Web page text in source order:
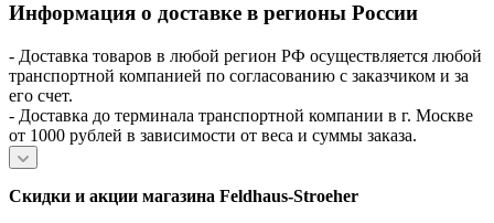
Информация о доставке в регионы России
- Доставка товаров в любой регион РФ осуществляется любой
транспортной компанией по согласованию с заказчиком и за
его счет.
- Доставка до терминала транспортной компании в г. Москве
от 1000 рублей в зависимости от веса и суммы заказа.
Скидки и акции магазина Feldhaus-Stroeher